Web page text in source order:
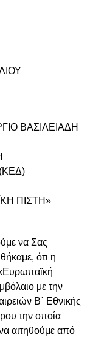
ΒΑΣΙΛΕΙΑΔΗ
ΠΙΣΤΗ»
να Σας
ότι η
«Ευρωπαϊκή
με την
Β΄ Εθνικής
την οποία
αιτηθούμε από